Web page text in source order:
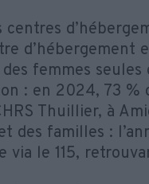
d’hébergement
femmes seules
: en 2024, 73 %
Thuillier, à
des familles :
via le 115,